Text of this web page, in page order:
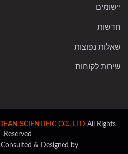
יישומים
חדשות
שאלות נפוצות
שירות לקוחות
SCIENTIFIC CO., LTD. All Rights
Reserved.
Consulted & Designed by